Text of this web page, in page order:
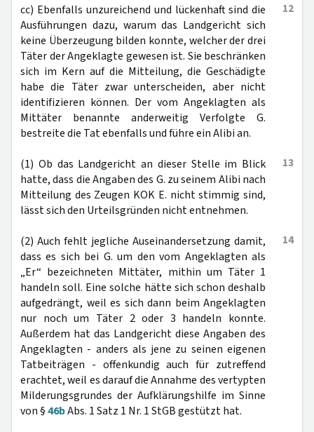
12
cc) Ebenfalls unzureichend und lückenhaft sind die
Ausführungen dazu, warum das Landgericht sich
keine Überzeugung bilden konnte, welcher der drei
Täter der Angeklagte gewesen ist. Sie beschränken
sich im Kern auf die Mitteilung, die Geschädigte
habe die Täter zwar unterscheiden, aber nicht
identifizieren können. Der vom Angeklagten als
Mittäter benannte anderweitig Verfolgte G.
bestreite die Tat ebenfalls und führe ein Alibi an.
13
(1) Ob das Landgericht an dieser Stelle im Blick
hatte, dass die Angaben des G. zu seinem Alibi nach
Mitteilung des Zeugen KOK E. nicht stimmig sind,
lässt sich den Urteilsgründen nicht entnehmen.
14
(2) Auch fehlt jegliche Auseinandersetzung damit,
dass es sich bei G. um den vom Angeklagten als
„Er“ bezeichneten Mittäter, mithin um Täter 1
handeln soll. Eine solche hätte sich schon deshalb
aufgedrängt, weil es sich dann beim Angeklagten
nur noch um Täter 2 oder 3 handeln konnte.
Außerdem hat das Landgericht diese Angaben des
Angeklagten - anders als jene zu seinen eigenen
Tatbeiträgen - offenkundig auch für zutreffend
erachtet, weil es darauf die Annahme des vertypten
Milderungsgrundes der Aufklärungshilfe im Sinne
von §46bAbs. 1 Satz 1 Nr. 1 StGB gestützt hat.